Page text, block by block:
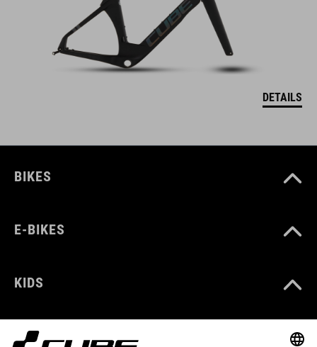
DETAILS
BIKES
E-BIKES
KIDS
GEAR